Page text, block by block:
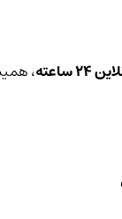
ساعته ،